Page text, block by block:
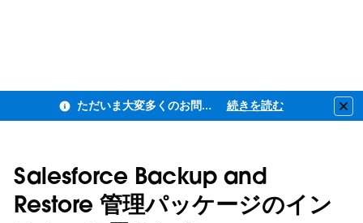
ただいま大変多くのお問い合わせをいただいており、ご連絡までにお時間を頂戴しております 続きを読む
Salesforce Backup and
Restore 管理パッケージのイン